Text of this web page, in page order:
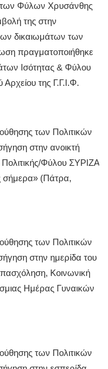
των Φύλων Χρυσάνθης
της στην
δικαιωμάτων των
πραγματοποιήθηκε
Ισότητας & Φύλου
Αρχείου της Γ.Γ.Ι.Φ.
των Πολιτικών
στην ανοικτή
Φύλου ΣΥΡΙΖΑ
σήμερα» (Πάτρα,
των Πολιτικών
στην ημερίδα του
Κοινωνική
Ημέρας Γυναικών
των Πολιτικών